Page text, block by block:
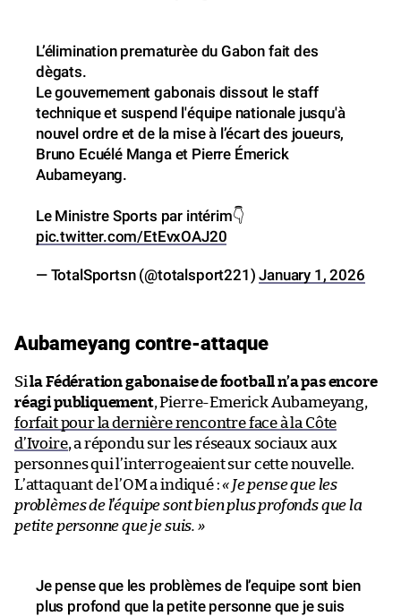
L’élimination prematurèe du Gabon fait des
dègats.
Le gouvernement gabonais dissout le staff
technique et suspend l'équipe nationale jusqu'à
nouvel ordre et de la mise à l’écart des joueurs,
Bruno Ecuélé Manga et Pierre Émerick
Aubameyang.
Le Ministre Sports par intérim👇
pic.twitter.com/EtEvxOAJ20
— TotalSportsn (@totalsport221)January 1, 2026
Aubameyang contre-attaque
Sila Fédération gabonaise de football n’a pas encore
réagi publiquement, Pierre-Emerick Aubameyang,
forfait pour la dernière rencontre face à la Côte
d’Ivoire, a répondu sur les réseaux sociaux aux
personnes qui l’interrogeaient sur cette nouvelle.
L’attaquant de l’OM a indiqué :« Je pense que les
problèmes de l’équipe sont bien plus profonds que la
petite personne que je suis. »
Je pense que les problèmes de l’equipe sont bien
plus profond que la petite personne que je suis